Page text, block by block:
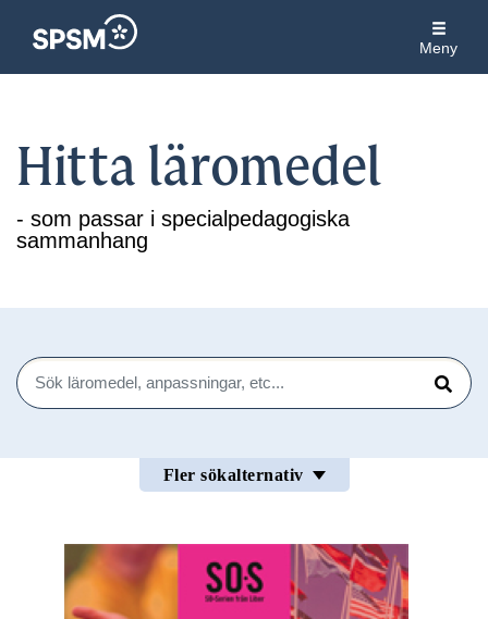
Meny
Hitta läromedel
- som passar i specialpedagogiska
sammanhang
Sök
Sök
Fler sökalternativ